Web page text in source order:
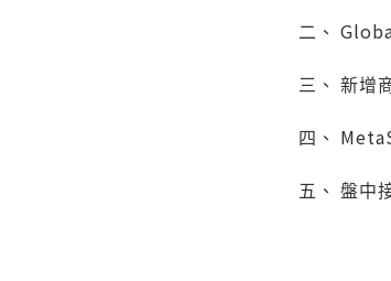
二、
三、 新增
四、
五、 盤中